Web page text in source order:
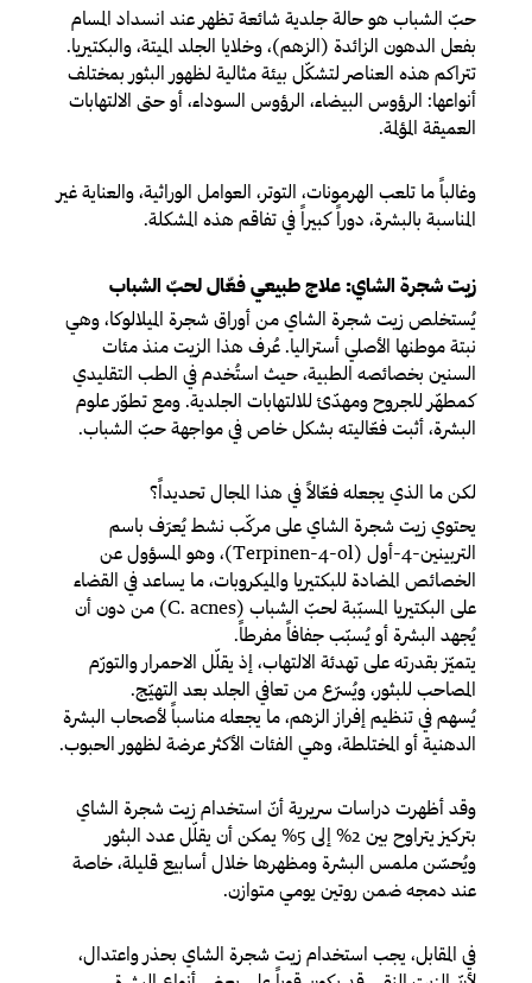
حبّ الشباب هو حالة جلدية شائعة تظهر عند انسداد المسام
بفعل الدهون الزائدة (الزهم)، وخلايا الجلد الميتة، والبكتيريا.
تتراكم هذه العناصر لتشكّل بيئة مثالية لظهور البثور بمختلف
أنواعها: الرؤوس البيضاء، الرؤوس السوداء، أو حتى الالتهابات
العميقة المؤلمة.
وغالباً ما تلعب الهرمونات، التوتر، العوامل الوراثية، والعناية غير
المناسبة بالبشرة، دوراً كبيراً في تفاقم هذه المشكلة.
زيت شجرة الشاي: علاج طبيعي فعّال لحبّ الشباب
يُستخلص زيت شجرة الشاي من أوراق شجرة الميلالوكا، وهي
نبتة موطنها الأصلي أستراليا. عُرف هذا الزيت منذ مئات
السنين بخصائصه الطبية، حيث استُخدم في الطب التقليدي
كمطهّر للجروح ومهدّئ للالتهابات الجلدية. ومع تطوّر علوم
البشرة، أثبت فعّاليته بشكل خاص في مواجهة حبّ الشباب.
لكن ما الذي يجعله فعّالاً في هذا المجال تحديداً؟
يحتوي زيت شجرة الشاي على مركّب نشط يُعرَف باسم
التربينين-4-أول (Terpinen-4-ol)، وهو المسؤول عن
الخصائص المضادة للبكتيريا والميكروبات، ما يساعد في القضاء
على البكتيريا المسبّبة لحبّ الشباب (C. acnes) من دون أن
يُجهد البشرة أو يُسبّب جفافاً مفرطاً.
يتميّز بقدرته على تهدئة الالتهاب، إذ يقلّل الاحمرار والتورّم
المصاحب للبثور، ويُسرّع من تعافي الجلد بعد التهيّج.
يُسهم في تنظيم إفراز الزهم، ما يجعله مناسباً لأصحاب البشرة
الدهنية أو المختلطة، وهي الفئات الأكثر عرضة لظهور الحبوب.
وقد أظهرت دراسات سريرية أنّ استخدام زيت شجرة الشاي
بتركيز يتراوح بين 2% إلى 5% يمكن أن يقلّل عدد البثور
ويُحسّن ملمس البشرة ومظهرها خلال أسابيع قليلة، خاصة
عند دمجه ضمن روتين يومي متوازن.
في المقابل، يجب استخدام زيت شجرة الشاي بحذر واعتدال،